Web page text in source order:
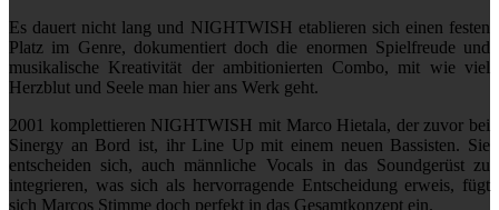
Es dauert nicht lang und NIGHTWISH etablieren sich einen festen
Platz im Genre, dokumentiert doch die enormen Spielfreude und
musikalische Kreativität der ambitionierten Combo, mit wie viel
Herzblut und Seele man hier ans Werk geht.
2001 komplettieren NIGHTWISH mit Marco Hietala, der zuvor bei
Sinergy an Bord ist, ihr Line Up mit einem neuen Bassisten. Sie
entscheiden sich, auch männliche Vocals in das Soundgerüst zu
integrieren, was sich als hervorragende Entscheidung erweis, fügt
sich Marcos Stimme doch perfekt in das Gesamtkonzept ein.